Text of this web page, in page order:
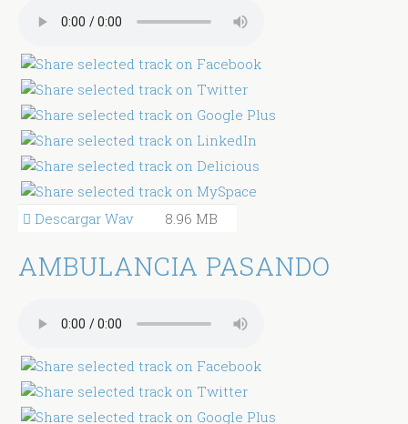
Descargar Wav 8.96 MB
AMBULANCIA PASANDO